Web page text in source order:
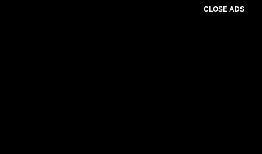
CLOSE ADS